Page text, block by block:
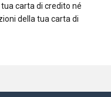
carta di credito né
della tua carta di